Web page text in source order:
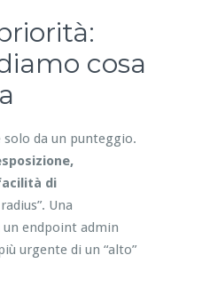
cosa
da un punteggio.
di
Una
un endpoint admin
urgente di un “alto”